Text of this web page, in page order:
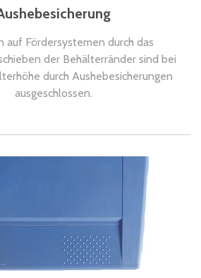
auf Fördersystemen durch das
der Behälterränder sind bei
durch Aushebesicherungen
ausgeschlossen.